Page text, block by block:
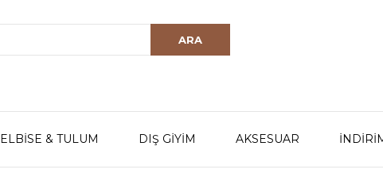
ELBİSE & TULUM DIŞ GİYİM AKSESUAR